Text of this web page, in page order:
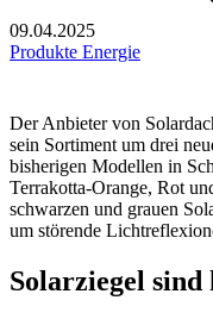
09.04.2025
Produkte Energie
Der Anbieter von
sein Sortiment um drei
bisherigen Modellen in
Terrakotta-Orange, Rot
schwarzen und grauen
um störende
Solarziegel sind